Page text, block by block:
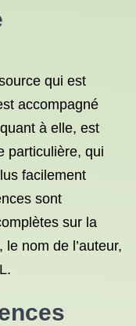
qui est
accompagné
à elle, est
particulière, qui
facilement
sont
sur la
nom de l’auteur,